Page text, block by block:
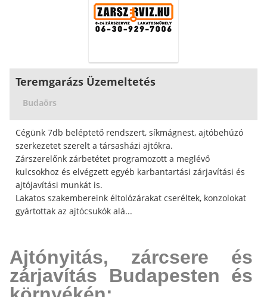
Teremgarázs Üzemeltetés
Budaörs
Cégünk 7db beléptető rendszert, síkmágnest, ajtóbehúzó
szerkezetet szerelt a társasházi ajtókra.
Zárszerelőnk zárbetétet programozott a meglévő
kulcsokhoz és elvégzett egyéb karbantartási zárjavítási és
ajtójavítási munkát is.
Lakatos szakembereink éltolózárakat cseréltek, konzolokat
gyártottak az ajtócsukók alá...
Ajtónyitás, zárcsere és
zárjavítás Budapesten és